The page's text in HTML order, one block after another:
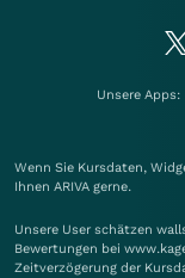
Unsere Apps:
Wenn Sie Kursdaten,
Ihnen ARIVA gerne.
Unsere User schätzen
Bewertungen bei
Zeitverzögerung der